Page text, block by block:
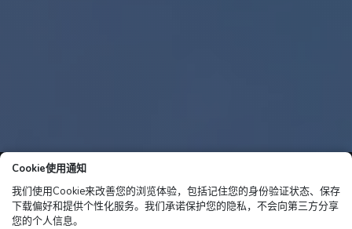
Cookie使用通知
我们使用Cookie来改善您的浏览体验，包括记住您的身份验证状态、保存
下载偏好和提供个性化服务。我们承诺保护您的隐私，不会向第三方分享
您的个人信息。